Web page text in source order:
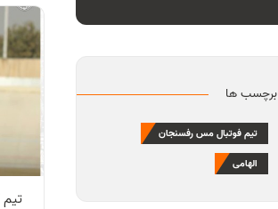
برچسب ها
تیم فوتبال مس رفسنجان
الهامی